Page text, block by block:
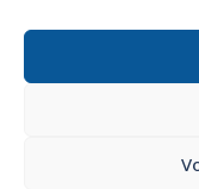
Politique de